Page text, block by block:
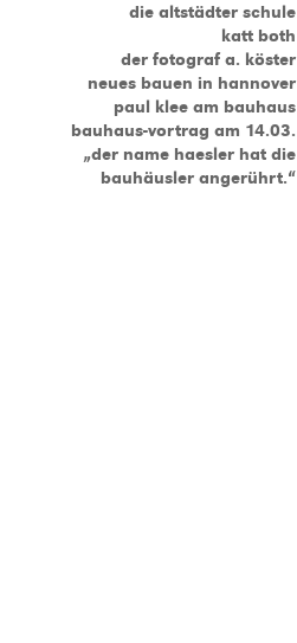
die altstädter schule
katt both
der fotograf a. köster
neues bauen in hannover
paul klee am bauhaus
bauhaus-vortrag am 14.03.
„der name haesler hat die
bauhäusler angerührt.“